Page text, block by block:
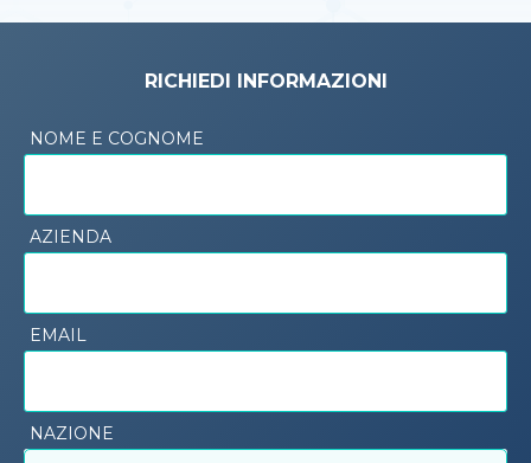
RICHIEDI INFORMAZIONI
NOME E COGNOME
AZIENDA
EMAIL
NAZIONE